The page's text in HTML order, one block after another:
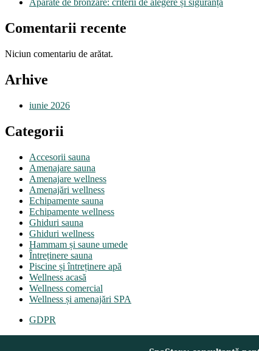
Aparate de bronzare: criterii de alegere și siguranță
Comentarii recente
Niciun comentariu de arătat.
Arhive
iunie 2026
Categorii
Accesorii sauna
Amenajare sauna
Amenajare wellness
Amenajări wellness
Echipamente sauna
Echipamente wellness
Ghiduri sauna
Ghiduri wellness
Hammam și saune umede
Întreținere sauna
Piscine și întreținere apă
Wellness acasă
Wellness comercial
Wellness și amenajări SPA
GDPR